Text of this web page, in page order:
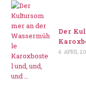
Der
4. APRIL